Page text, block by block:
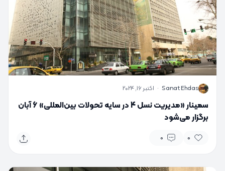
S
Sanat Ehdas
· اکتبر 16, 2024
سمینار «مدیریت نسل 4 در سایه تحولات بین‌المللی» 6 آبان
برگزار می‌شود
0
0